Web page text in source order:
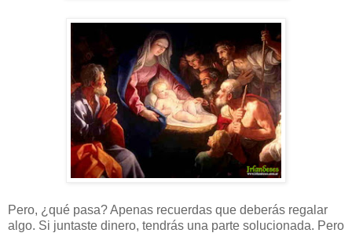
Pero, ¿qué pasa? Apenas recuerdas que deberás regalar
algo. Si juntaste dinero, tendrás una parte solucionada. Pero